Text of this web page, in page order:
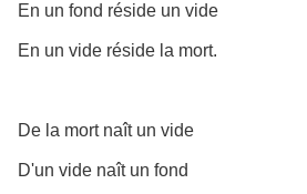
En un fond réside un vide
En un vide réside la mort.
De la mort naît un vide
D'un vide naît un fond